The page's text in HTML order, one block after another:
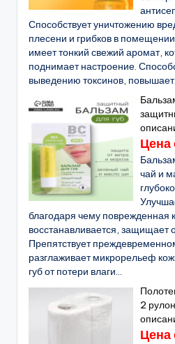
Способствует уничтожению
плесени и грибков в
имеет тонкий свежий аромат,
поднимает настроение.
выведению токсинов,
Цена
чай и
благодаря чему поврежденная
восстанавливается, защищает
Препятствует
разглаживает микрорельеф
губ от потери влаги...
2
Цена